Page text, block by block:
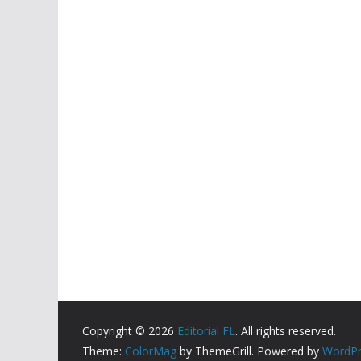
Copyright © 2026 Editorial FL. All rights reserved.
Theme: ColorMag by ThemeGrill. Powered by